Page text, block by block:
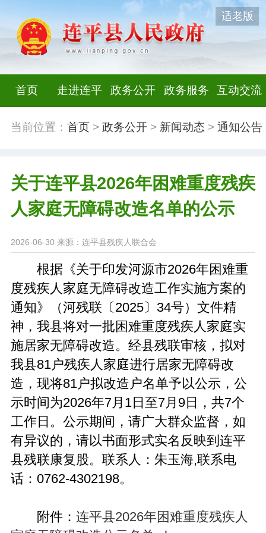
适老版
首页 走进连平 政务公开 政务服务 互动交流
当前位置： 首页> 政务公开> 新闻动态 > 通知公告
关于连平县2026年困难重度残疾
人家庭无障碍改造名单的公示
2026-06-30 来源：连平县残疾人联合会
根据《关于印发河源市2026年困难重
度残疾人家庭无障碍改造工作实施方案的
通知》（河残联〔2025〕34号）文件精
神，我县将对一批困难重度残疾人家庭实
施居家无障碍改造。经县残联审核，拟对
我县81户残疾人家庭进行居家无障碍改
造，现将81户拟改造户名单予以公示，公
示时间为2026年7月1日至7月9日，共7个
工作日。公示期间，请广大群众监督，如
有异议的，请以书面形式实名反映到连平
县残联康复股。联系人：朱玉海,联系电
话：0762-4302198。
附件： 连平县2026年困难重度残疾人